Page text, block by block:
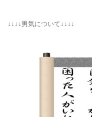
↓↓↓↓男気について↓↓↓↓